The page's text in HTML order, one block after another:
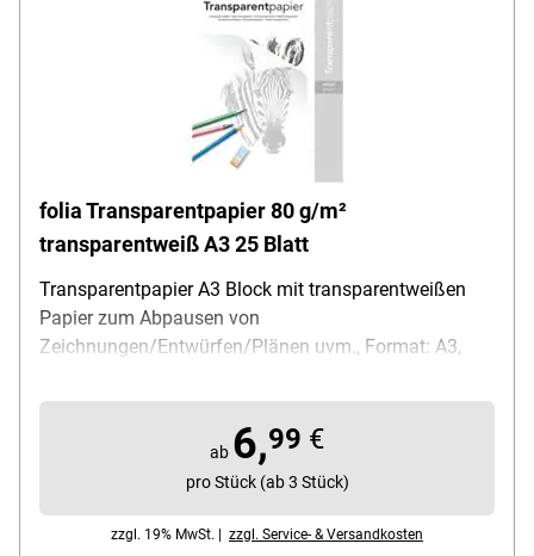
folia Transparentpapier 80 g/m²
transparentweiß A3 25 Blatt
Transparentpapier A3 Block mit transparentweißen
Papier zum Abpausen von
Zeichnungen/Entwürfen/Plänen uvm., Format: A3,
Stiftarten beschreib- und bemalbar, mit relativ fester
Oberfläche, Papierqualität: 80 g/m², Inhalt pro Block:
ab 6,99 €
pro Stück (ab 3 Stück)
zzgl. 19% MwSt. | zzgl. Service- & Versandkosten